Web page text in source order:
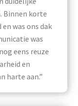
Binnen korte
was ons dak
was
eens reuze
en
harte aan.”